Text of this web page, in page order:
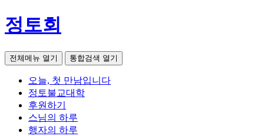
정토회
전체메뉴 열기 통합검색 열기
오늘, 첫 만남입니다
정토불교대학
후원하기
스님의 하루
행자의 하루